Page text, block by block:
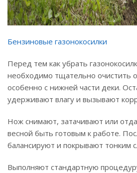
Бензиновые газонокосилки
Перед тем как убрать
необходимо тщательно очистить
особенно с нижней части деки.
удерживают влагу и вызывают
Нож снимают, затачивают или
весной быть готовым к работе.
балансируют и покрывают тонким
Выполняют стандартную